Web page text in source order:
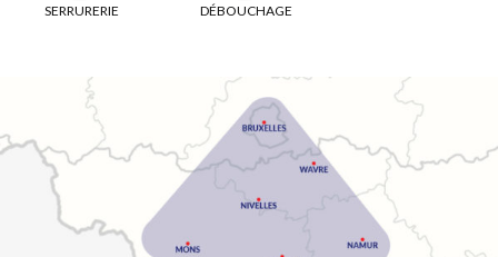
SERRURERIE DÉBOUCHAGE